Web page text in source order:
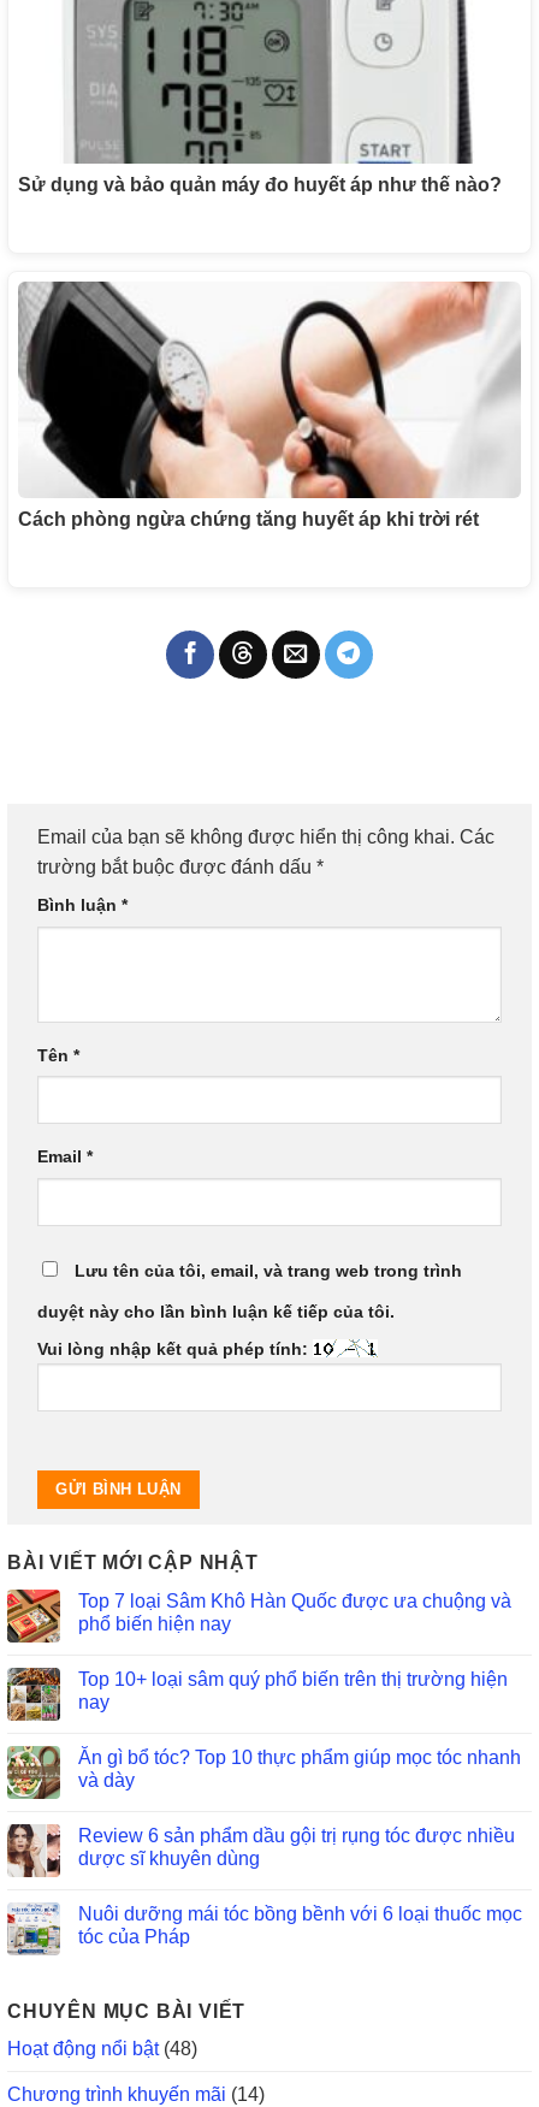
Sử dụng và bảo quản máy đo huyết áp như thế nào?
Cách phòng ngừa chứng tăng huyết áp khi trời rét
Email của bạn sẽ không được hiển thị công khai. Các
trường bắt buộc được đánh dấu *
Bình luận *
Tên *
Email *
Lưu tên của tôi, email, và trang web trong trình
duyệt này cho lần bình luận kế tiếp của tôi.
Vui lòng nhập kết quả phép tính:
BÀI VIẾT MỚI CẬP NHẬT
Top 7 loại Sâm Khô Hàn Quốc được ưa chuộng và
phổ biến hiện nay
Top 10+ loại sâm quý phổ biến trên thị trường hiện
nay
Ăn gì bổ tóc? Top 10 thực phẩm giúp mọc tóc nhanh
và dày
Review 6 sản phẩm dầu gội trị rụng tóc được nhiều
dược sĩ khuyên dùng
Nuôi dưỡng mái tóc bồng bềnh với 6 loại thuốc mọc
tóc của Pháp
CHUYÊN MỤC BÀI VIẾT
Hoạt động nổi bật(48)
Chương trình khuyến mãi (14)